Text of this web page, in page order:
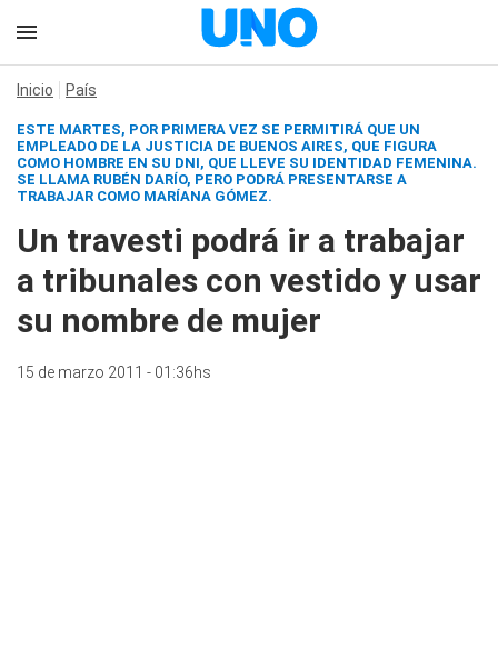
Inicio País
ESTE MARTES, POR PRIMERA VEZ SE PERMITIRÁ QUE UN
EMPLEADO DE LA JUSTICIA DE BUENOS AIRES, QUE FIGURA
COMO HOMBRE EN SU DNI, QUE LLEVE SU IDENTIDAD FEMENINA.
SE LLAMA RUBÉN DARÍO, PERO PODRÁ PRESENTARSE A
TRABAJAR COMO MARÍANA GÓMEZ.
Un travesti podrá ir a trabajar
a tribunales con vestido y usar
su nombre de mujer
15 de marzo 2011 - 01:36hs